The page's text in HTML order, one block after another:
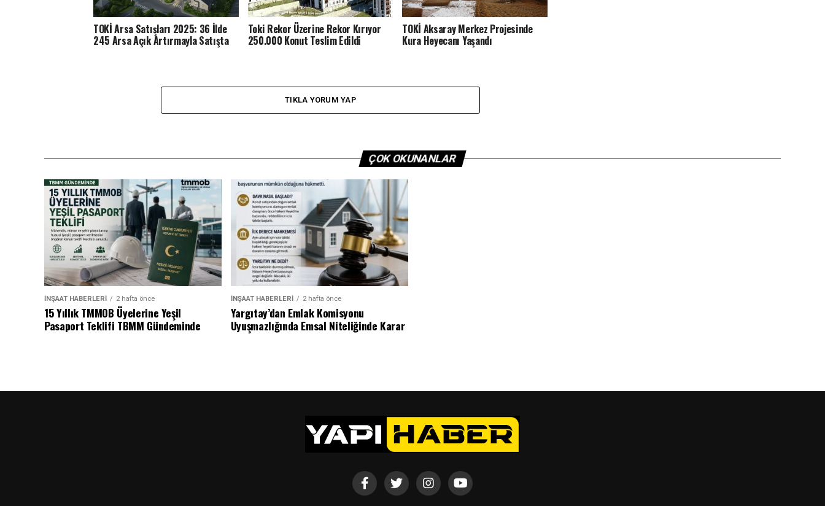
TOKİ Arsa Satışları 2025: 36 İlde
245 Arsa Açık Artırmayla Satışta
Toki Rekor Üzerine Rekor Kırıyor
250.000 Konut Teslim Edildi
TOKİ Aksaray Merkez Projesinde
Kura Heyecanı Yaşandı
TIKLA YORUM YAP
ÇOK OKUNANLAR
İNŞAAT HABERLERI 2 hafta önce
15 Yıllık TMMOB Üyelerine Yeşil
Pasaport Teklifi TBMM Gündeminde
İNŞAAT HABERLERI 2 hafta önce
Yargıtay’dan Emlak Komisyonu
Uyuşmazlığında Emsal Niteliğinde Karar